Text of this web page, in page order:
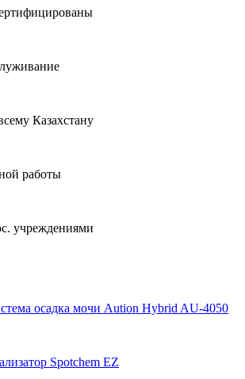
Казахстану
работы
учреждениями
осадка мочи Aution Hybrid AU-4050
Spotchem EZ